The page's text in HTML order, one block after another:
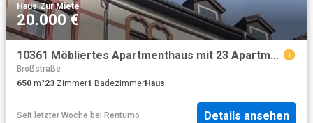
Haus·Zur Miete
20.000 €
10361 Möbliertes Apartmenthaus mit 23 Apartments Long Stay
Broßstraße
650 m²23 Zimmer1 BadezimmerHaus
Seit letzter Woche bei Rentumo Details ansehen